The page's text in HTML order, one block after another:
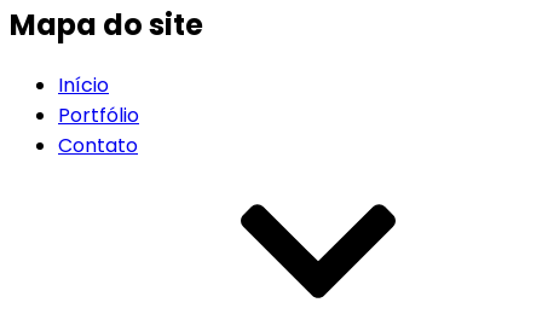
Mapa do site
Início
Portfólio
Contato